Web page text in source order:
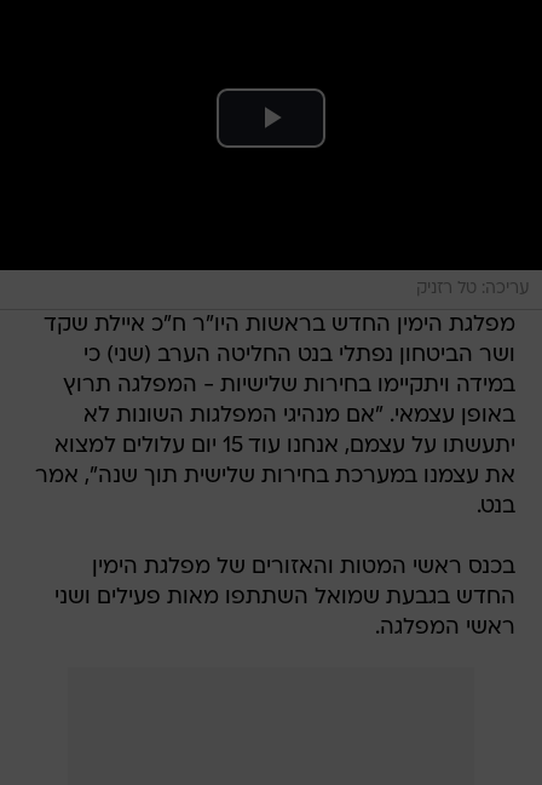
עריכה: טל רזניק
מפלגת הימין החדש בראשות היו"ר ח"כ איילת שקד
ושר הביטחון נפתלי בנט החליטה הערב (שני) כי
במידה ויתקיימו בחירות שלישיות - המפלגה תרוץ
באופן עצמאי. "אם מנהיגי המפלגות השונות לא
יתעשתו על עצמם, אנחנו עוד 15 יום עלולים למצוא
את עצמנו במערכת בחירות שלישית תוך שנה", אמר
בנט.
בכנס ראשי המטות והאזורים של מפלגת הימין
החדש בגבעת שמואל השתתפו מאות פעילים ושני
ראשי המפלגה.